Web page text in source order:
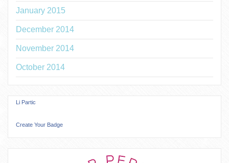
January 2015
December 2014
November 2014
October 2014
Li Partic
Create Your Badge